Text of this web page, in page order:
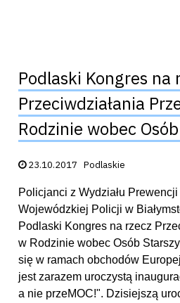
Podlaski Kongres na
Przeciwdziałania
Rodzinie wobec
Data publikacji:
23.10.2017 Podlaskie
Policjanci z Wydziału
Wojewódzkiej Policji w
Podlaski Kongres na rzecz
w Rodzinie wobec Osób
się w ramach obchodów
jest zarazem uroczystą
a nie przeMOC!". Dzisiejszą